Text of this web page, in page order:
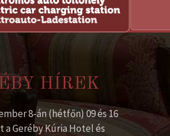
HÍREK
8-án (hétfőn) 09 és 16
a Geréby Kúria Hotel és